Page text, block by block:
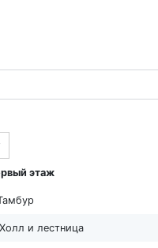
этаж
и лестница